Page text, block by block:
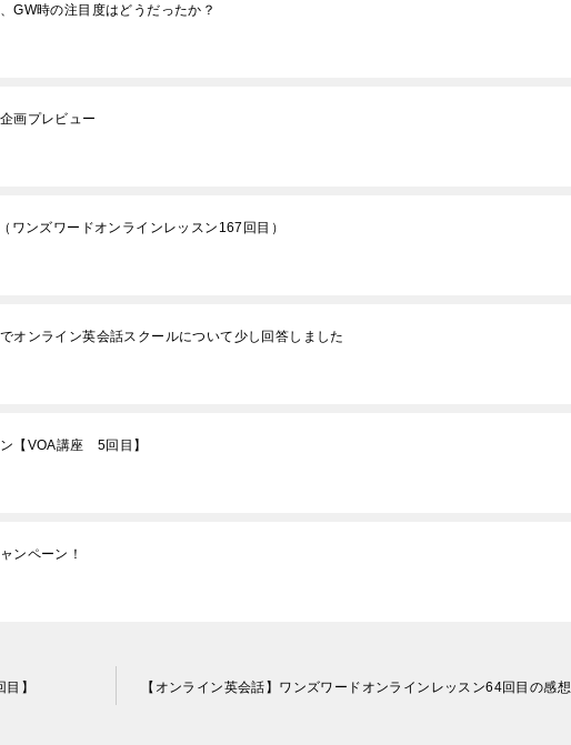
GW時の注目度はどうだったか？
画プレビュー
ワンズワードオンラインレッスン167回目）
オンライン英会話スクールについて少し回答しました
【VOA講座 5回目】
ンペーン！
】 【オンライン英会話】ワンズワードオンラインレッスン64回目の感想